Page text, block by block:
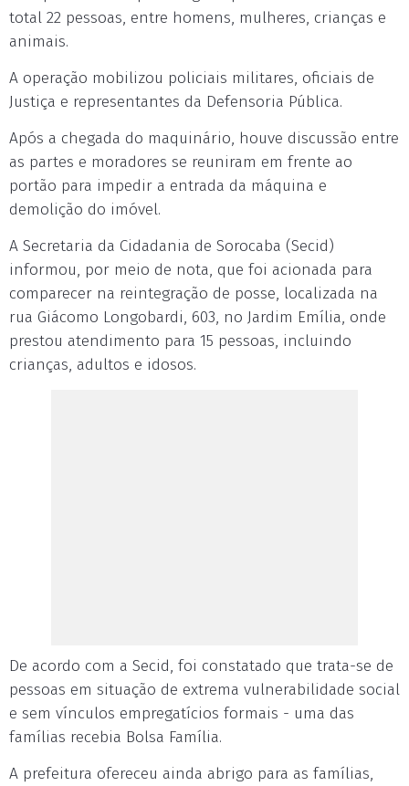
total 22 pessoas, entre homens, mulheres, crianças e
animais.
A operação mobilizou policiais militares, oficiais de
Justiça e representantes da Defensoria Pública.
Após a chegada do maquinário, houve discussão entre
as partes e moradores se reuniram em frente ao
portão para impedir a entrada da máquina e
demolição do imóvel.
A Secretaria da Cidadania de Sorocaba (Secid)
informou, por meio de nota, que foi acionada para
comparecer na reintegração de posse, localizada na
rua Giácomo Longobardi, 603, no Jardim Emília, onde
prestou atendimento para 15 pessoas, incluindo
crianças, adultos e idosos.
De acordo com a Secid, foi constatado que trata-se de
pessoas em situação de extrema vulnerabilidade social
e sem vínculos empregatícios formais - uma das
famílias recebia Bolsa Família.
A prefeitura ofereceu ainda abrigo para as famílias,